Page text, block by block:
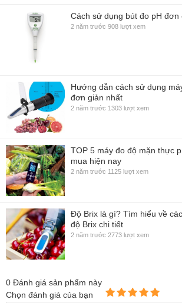
Cách sử dụng bút đo pH đơn
2 năm trước 908 lượt xem
Hướng dẫn cách sử dụng
đơn giản nhất
2 năm trước 1303 lượt xem
TOP 5 máy đo độ mặn thực
mua hiện nay
2 năm trước 1125 lượt xem
Độ Brix là gì? Tìm hiểu về
độ Brix chi tiết
2 năm trước 2773 lượt xem
0 Đánh giá sản phẩm này
Chọn đánh giá của bạn